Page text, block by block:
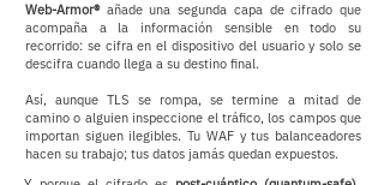
Web-Armor®añade una segunda capa de cifrado que
acompaña a la información sensible en todo su
recorrido: se cifra en el dispositivo del usuario y solo se
descifra cuando llega a su destino final.
Así, aunque TLS se rompa, se termine a mitad de
camino o alguien inspeccione el tráfico, los campos que
importan siguen ilegibles. Tu WAF y tus balanceadores
hacen su trabajo; tus datos jamás quedan expuestos.